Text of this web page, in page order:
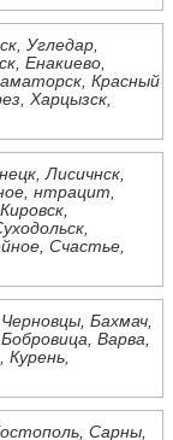
Угледар,
Енакиево,
Красный
Харцызск,
Лисичнск,
нтрацит,
Счастье,
Бахмач,
Варва,
Курень,
Сарны,